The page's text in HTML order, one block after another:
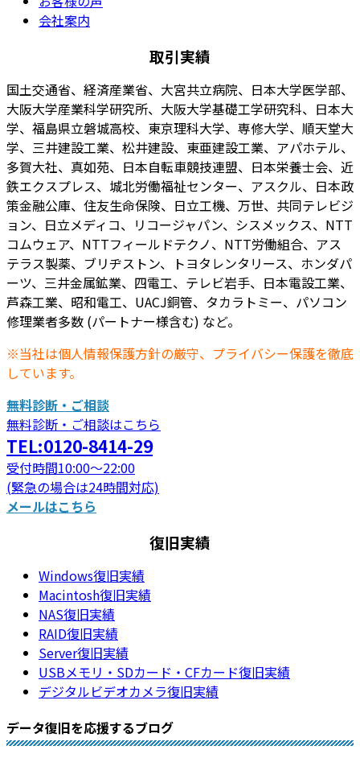
会社案内
取引実績
国土交通省、経済産業省、大宮共立病院、日本大学医学部、
大阪大学産業科学研究所、大阪大学基礎工学研究科、日本大
学、福島県立磐城高校、東京理科大学、専修大学、順天堂大
学、三井建設工業、松井建設、東亜建設工業、アパホテル、
多賀大社、真如苑、日本自転車競技連盟、日本栄養士会、近
鉄エクスプレス、城北労働福祉センター、アスクル、日本政
策金融公庫、住友生命保険、日立工機、万世、共同テレビジ
ョン、日立メディコ、リコージャパン、シスメックス、NTT
コムウェア、NTTフィールドテクノ、NTT労働組合、アス
テラス製薬、ブリヂストン、トヨタレンタリース、ホンダパ
ーツ、三井金属鉱業、四電工、テレビ岩手、日本電設工業、
芦森工業、昭和電工、UACJ銅管、タカラトミー、パソコン
修理業者多数 (パートナー様含む) など。
※当社は個人情報保護方針の厳守、プライバシー保護を徹底
しています。
無料診断・ご相談
無料診断・ご相談はこちら
TEL:0120-8414-29
受付時間10:00～22:00
(緊急の場合は24時間対応)
メールはこちら
復旧実績
Windows復旧実績
Macintosh復旧実績
NAS復旧実績
RAID復旧実績
Server復旧実績
USBメモリ・SDカード・CFカード復旧実績
デジタルビデオカメラ復旧実績
データ復旧を応援するブログ